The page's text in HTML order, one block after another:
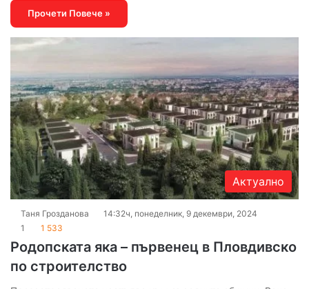
Прочети Повече »
Актуално
Таня Грозданова
14:32ч, понеделник, 9 декември, 2024
1
1 533
Родопската яка – първенец в Пловдивско
по строителство